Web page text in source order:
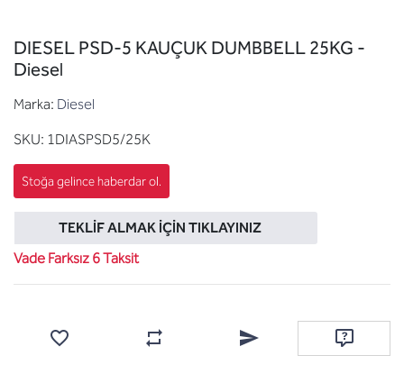
DIESEL PSD-5 KAUÇUK DUMBBELL 25KG -
Diesel
Marka: Diesel
SKU: 1DIASPSD5/25K
TEKLIF ALMAK İÇIN TIKLAYINIZ
Vade Farksız 6 Taksit
Karşılaştırma listesine ekleArkadaşına e-posta ile
Soru sor